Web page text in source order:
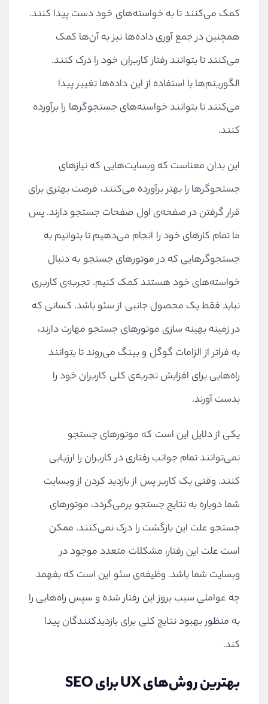
کمک می‌کنند تا به خواسته‌های خود دست پیدا کنند.
همچنین در جمع آوری داده‌ها نیز به آن‌ها کمک
می‌کنند تا بتوانند رفتار کاربران خود را درک کنند.
الگوریتم‌ها با استفاده از این داده‌ها تغییر پیدا
می‌کنند تا بتوانند خواسته‌های جستجوگرها را برآورده
کنند.
این بدان معناست که وبسایت‌هایی که نیازهای
جستجوگرها را بهتر برآورده می‌کنند، فرصت بهتری برای
قرار گرفتن در صفحه‌ی اول صفحات جستجو دارند. پس
ما تمام کارهای خود را انجام می‌دهیم تا بتوانیم به
جستجوگرهایی که در موتورهای جستجو به دنبال
خواسته‌های خود هستند کمک کنیم. تجربه‌ی کاربری
نباید فقط یک محصول جانبی از سئو باشد. کسانی که
در زمینه بهینه سازی موتورهای جستجو مهارت دارند،
به فراتر از الزامات گوگل و بینگ می‌روند تا بتوانند
راه‌هایی برای افزایش تجربه‌ی کلی کاربران خود را
بدست آورند.
یکی از دلایل این است که موتورهای جستجو
نمی‌توانند تمام جوانب رفتاری در کاربران را ارزیابی
کنند. وقتی یک کاربر پس از بازدید کردن از وبسایت
شما دوباره به نتایج جستجو برمی‌گردد، موتورهای
جستجو علت این بازگشت را درک نمی‌کنند. ممکن
است علت این رفتار، مشکلات متعدد موجود در
وبسایت شما باشد. وظیفه‌ی سئو این است که بفهمد
چه عواملی سبب بروز این رفتار شده و سپس راه‌هایی را
به منظور بهبود نتایج کلی برای بازدیدکنندگان پیدا
کند.
بهترین روش‌های UX برای SEO